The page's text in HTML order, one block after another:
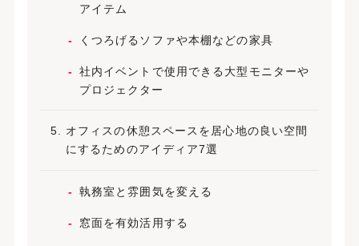
アイテム
くつろげるソファや本棚などの家具
社内イベントで使用できる大型モニターや
プロジェクター
オフィスの休憩スペースを居心地の良い空間
にするためのアイディア7選
執務室と雰囲気を変える
窓面を有効活用する